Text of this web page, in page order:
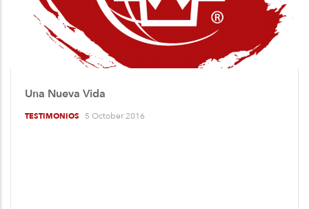
Una Nueva Vida
TESTIMONIOS 5 October 2016